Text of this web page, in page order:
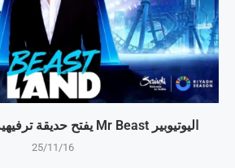
اليوتيوبير Mr Beast يفتح حديقة ترفيهية في بلد… مفاجئ
25/11/16